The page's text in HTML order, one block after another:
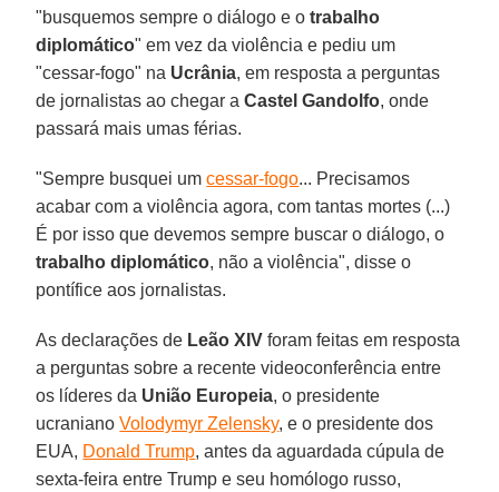
"busquemos sempre o diálogo e otrabalho
diplomático" em vez da violência e pediu um
"cessar-fogo" na Ucrânia, em resposta a perguntas
de jornalistas ao chegar aCastel Gandolfo, onde
passará mais umas férias.
"Sempre busquei umcessar-fogo... Precisamos
acabar com a violência agora, com tantas mortes (...)
É por isso que devemos sempre buscar o diálogo, o
trabalho diplomático, não a violência", disse o
pontífice aos jornalistas.
As declarações de Leão XIV foram feitas em resposta
a perguntas sobre a recente videoconferência entre
os líderes da União Europeia, o presidente
ucranianoVolodymyr Zelensky, e o presidente dos
EUA, Donald Trump, antes da aguardada cúpula de
sexta-feira entre Trump e seu homólogo russo,